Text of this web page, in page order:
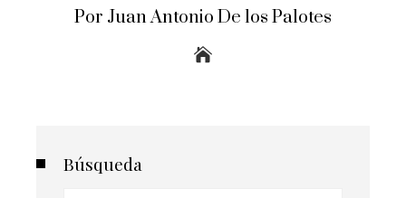
Por Juan Antonio De los Palotes
Búsqueda